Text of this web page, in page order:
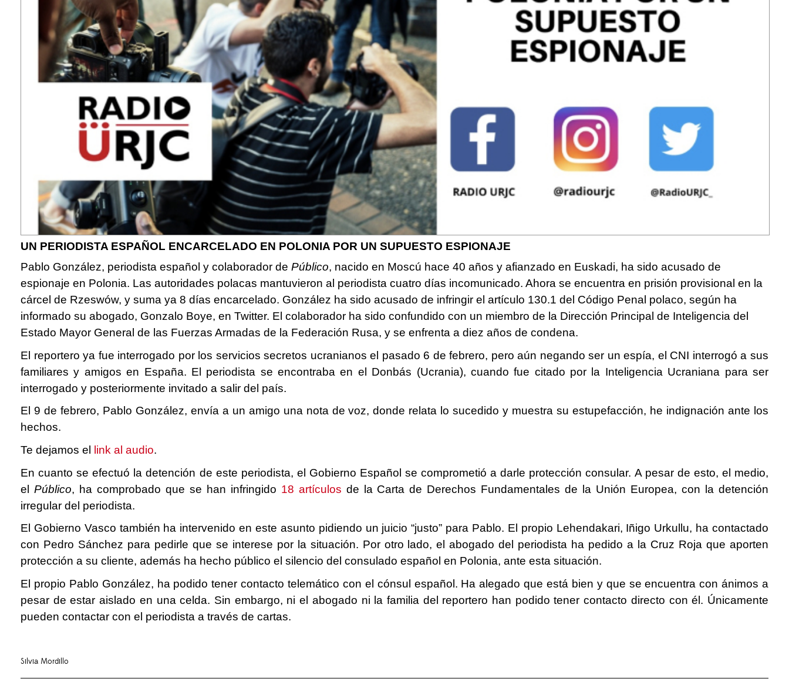
UN PERIODISTA ESPAÑOL ENCARCELADO EN POLONIA POR UN SUPUESTO ESPIONAJE
Pablo González, periodista español y colaborador de Público, nacido en Moscú hace 40 años y afianzado en Euskadi, ha sido acusado de
espionaje en Polonia. Las autoridades polacas mantuvieron al periodista cuatro días incomunicado. Ahora se encuentra en prisión provisional en la
cárcel de Rzeswów, y suma ya 8 días encarcelado. González ha sido acusado de infringir el artículo 130.1 del Código Penal polaco, según ha
informado su abogado, Gonzalo Boye, en Twitter. El colaborador ha sido confundido con un miembro de la Dirección Principal de Inteligencia del
Estado Mayor General de las Fuerzas Armadas de la Federación Rusa, y se enfrenta a diez años de condena.
El reportero ya fue interrogado por los servicios secretos ucranianos el pasado 6 de febrero, pero aún negando ser un espía, el CNI interrogó a sus
familiares y amigos en España. El periodista se encontraba en el Donbás (Ucrania), cuando fue citado por la Inteligencia Ucraniana para ser
interrogado y posteriormente invitado a salir del país.
El 9 de febrero, Pablo González, envía a un amigo una nota de voz, donde relata lo sucedido y muestra su estupefacción, he indignación ante los
hechos.
Te dejamos el
link al audio.
En cuanto se efectuó la detención de este periodista, el Gobierno Español se comprometió a darle protección consular. A pesar de esto, el medio,
el Público, ha comprobado que se han infringido 18 artículos de la Carta de Derechos Fundamentales de la Unión Europea, con la detención
irregular del periodista.
El Gobierno Vasco también ha intervenido en este asunto pidiendo un juicio “justo” para Pablo. El propio Lehendakari, Iñigo Urkullu, ha contactado
con Pedro Sánchez para pedirle que se interese por la situación. Por otro lado, el abogado del periodista ha pedido a la Cruz Roja que aporten
protección a su cliente, además ha hecho público el silencio del consulado español en Polonia, ante esta situación.
El propio Pablo González, ha podido tener contacto telemático con el cónsul español. Ha alegado que está bien y que se encuentra con ánimos a
pesar de estar aislado en una celda. Sin embargo, ni el abogado ni la familia del reportero han podido tener contacto directo con él. Únicamente
pueden contactar con el periodista a través de cartas.
Silvia Mordillo